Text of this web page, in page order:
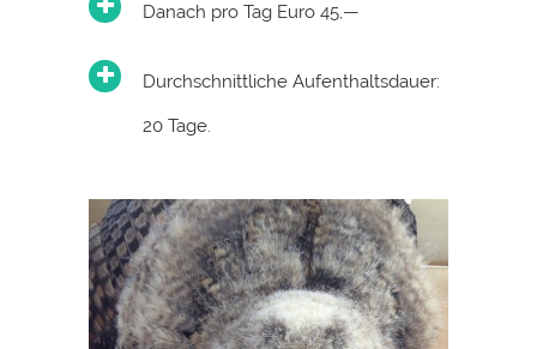
Danach pro Tag Euro 45,—
Durchschnittliche Aufenthaltsdauer:
20 Tage.